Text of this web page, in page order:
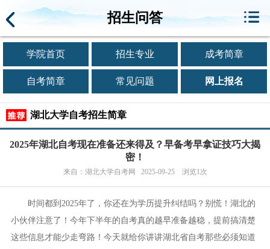
招生问答
学院首页 招生专业 成考简章
自考简章 常见问题 网上报名
湖北大学自考招生简章
2025年湖北自考现在准备还来得及？早备考早拿证技巧大揭
密！
来自：湖北大学自考网 2025-09-25 浏览1次
时间都到2025年了，你还在为学历提升纠结吗？别慌！湖北的
小伙伴注意了！今年下半年的自考真的越早准备越稳，提前搞清楚
这些信息才能少走弯路！今天就给你讲讲湖北省自考那些必须知道